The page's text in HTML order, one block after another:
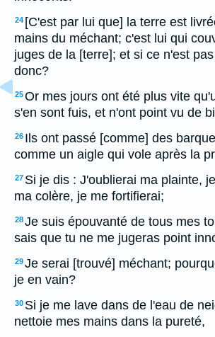
24 [C'est par lui que] la terre est
mains du méchant; c'est lui qui
juges de la [terre]; et si ce n'est
donc?
25Or mes jours ont été plus vite
s'en sont fuis, et n'ont point vu de
26 Ils ont passé [comme] des
comme un aigle qui vole après la
27 Si je dis : J'oublierai ma plainte,
ma colère, je me fortifierai;
28Je suis épouvanté de tous mes
sais que tu ne me jugeras point
29Je serai [trouvé] méchant;
je en vain?
30 Si je me lave dans de l'eau de
nettoie mes mains dans la pureté,